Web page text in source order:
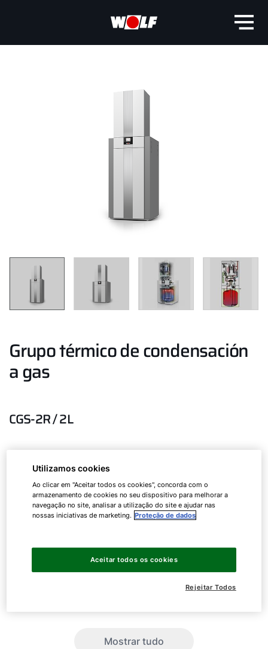
Grupo térmico de condensación
a gas
CGS-2R / 2L
Caldera mural de condensación a gas
ComfortLine con acumulación dinámica
CGS-2
CGS-2 20/150R
CGS-2 24/150R
Mostrar tudo
Utilizamos cookies
Ao clicar em "Aceitar todos os cookies", concorda com o
armazenamento de cookies no seu dispositivo para melhorar a
navegação no site, analisar a utilização do site e ajudar nas
nossas iniciativas de marketing. Proteção de dados
Rejeitar Todos
Aceitar todos os cookies